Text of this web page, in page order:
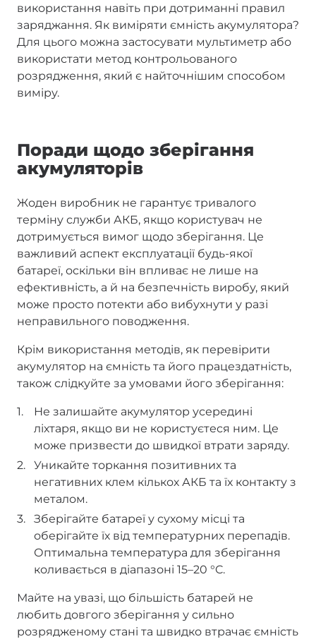
використання навіть при дотриманні правил
заряджання. Як виміряти ємність акумулятора?
Для цього можна застосувати мультиметр або
використати метод контрольованого
розрядження, який є найточнішим способом
виміру.
Поради щодо зберігання
акумуляторів
Жоден виробник не гарантує тривалого
терміну служби АКБ, якщо користувач не
дотримується вимог щодо зберігання. Це
важливий аспект експлуатації будь-якої
батареї, оскільки він впливає не лише на
ефективність, а й на безпечність виробу, який
може просто потекти або вибухнути у разі
неправильного поводження.
Крім використання методів, як перевірити
акумулятор на ємність та його працездатність,
також слідкуйте за умовами його зберігання:
Не залишайте акумулятор усередині
ліхтаря, якщо ви не користуєтеся ним. Це
може призвести до швидкої втрати заряду.
Уникайте торкання позитивних та
негативних клем кількох АКБ та їх контакту з
металом.
Зберігайте батареї у сухому місці та
оберігайте їх від температурних перепадів.
Оптимальна температура для зберігання
коливається в діапазоні 15–20 °C.
Майте на увазі, що більшість батарей не
любить довгого зберігання у сильно
розрядженому стані та швидко втрачає ємність